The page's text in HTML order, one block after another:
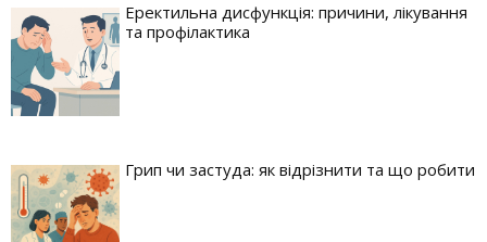
Еректильна дисфункція: причини, лікування
та профілактика
Грип чи застуда: як відрізнити та що робити